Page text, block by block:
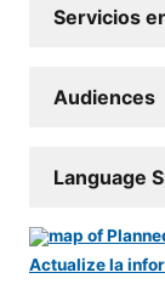
Servicios
Audiences
Language
Actualize la